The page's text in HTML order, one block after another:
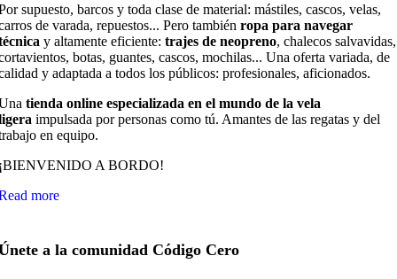
supuesto, barcos y toda clase de material: mástiles, cascos, velas,
de varada, repuestos... Pero también ropa para navegar
y altamente eficiente: trajes de neopreno, chalecos salvavidas,
botas, guantes, cascos, mochilas... Una oferta variada, de
y adaptada a todos los públicos: profesionales, aficionados.
tienda online especializada en el mundo de la vela
impulsada por personas como tú. Amantes de las regatas y del
en equipo.
A BORDO!
more
a la comunidad Código Cero